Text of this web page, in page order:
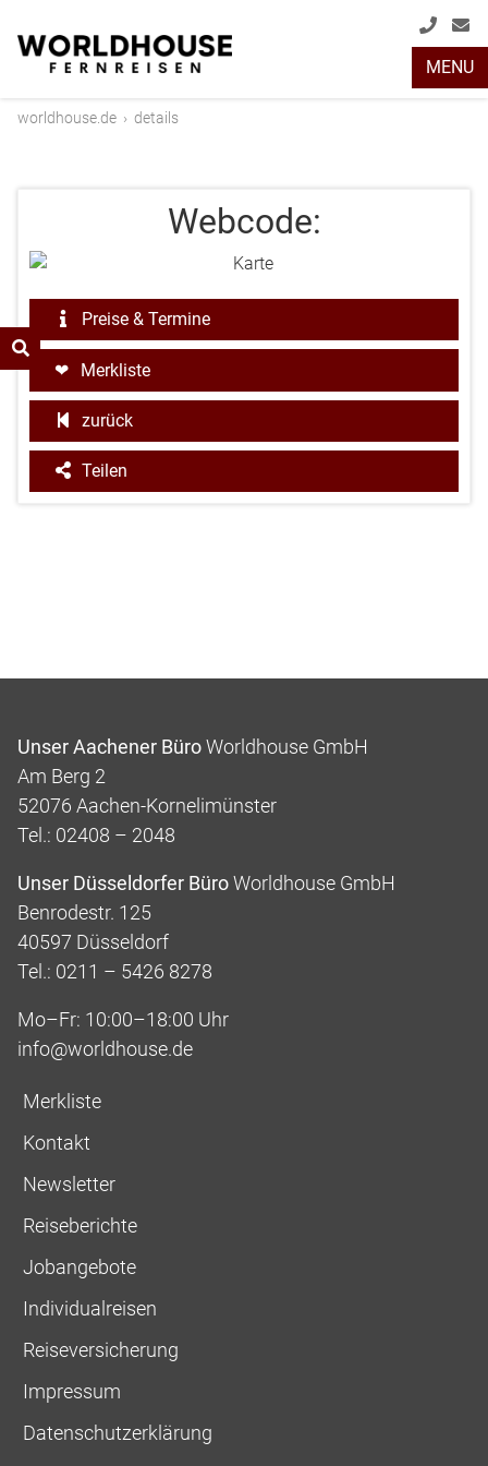
+49
(0)
MENU
worldhouse.de › details
Webcode:
Preise & Termine
Merkliste
zurück
Teilen
Unser Aachener BüroWorldhouse GmbH
Am Berg 2
52076 Aachen-Kornelimünster
Tel.: 02408 – 2048
Unser Düsseldorfer BüroWorldhouse GmbH
Benrodestr. 125
40597 Düsseldorf
Tel.: 0211 – 5426 8278
Mo–Fr: 10:00–18:00 Uhr
info@worldhouse.de
Merkliste
Kontakt
Newsletter
Reiseberichte
Jobangebote
Individualreisen
Reiseversicherung
Impressum
Datenschutzerklärung